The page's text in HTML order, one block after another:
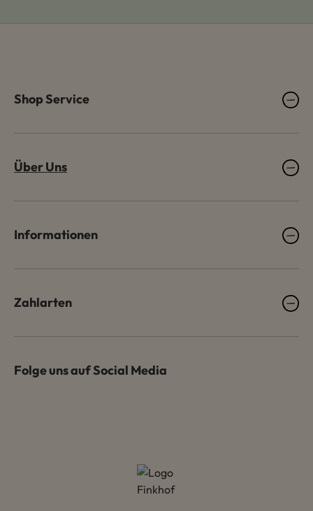
Shop Service
Über Uns
Informationen
Zahlarten
Folge uns auf Social Media